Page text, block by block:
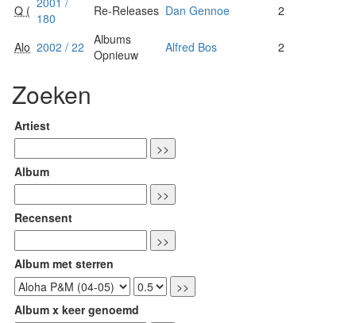
Q ( 180
Re-Releases Dan Gennoe 2
Alo 2002 / 22
Albums
Opnieuw
Alfred Bos 2
Zoeken
Artiest
Album
Recensent
Album met sterren
Album x keer genoemd